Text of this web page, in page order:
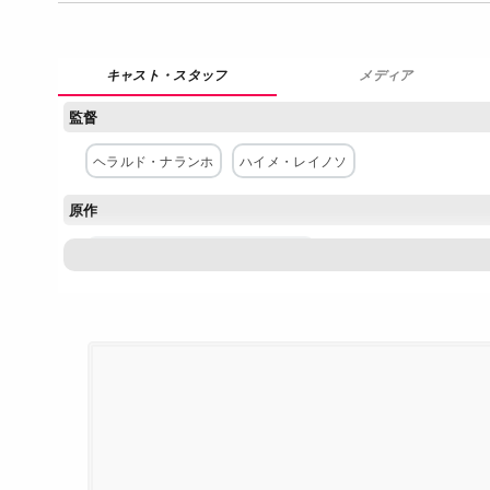
メディア
監督
ヘラルド・ナランホ ハイメ・レイノソ
原作